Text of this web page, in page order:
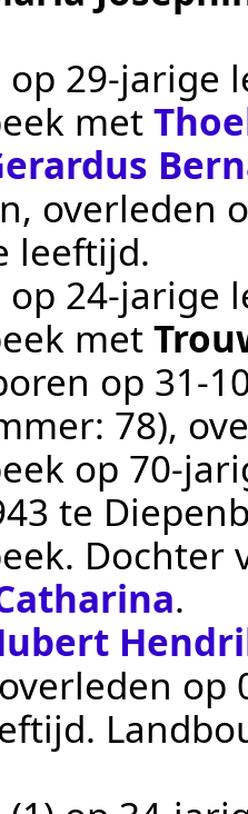
op 29-jarige
met
, overleden
leeftijd.
op 24-jarige
met
op
78),
op 70-
te
. Dochter
.
op